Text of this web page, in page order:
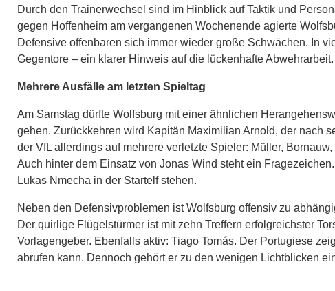
Durch den Trainerwechsel sind im Hinblick auf Taktik und
gegen Hoffenheim am vergangenen Wochenende agierte
Defensive offenbaren sich immer wieder große Schwächen. In
Gegentore – ein klarer Hinweis auf die lückenhafte Abwehrarbeit.
Mehrere Ausfälle am letzten Spieltag
Am Samstag dürfte Wolfsburg mit einer ähnlichen
gehen. Zurückkehren wird Kapitän Maximilian Arnold, der nach
der VfL allerdings auf mehrere verletzte Spieler: Müller,
Auch hinter dem Einsatz von Jonas Wind steht ein
Lukas Nmecha in der Startelf stehen.
Neben den Defensivproblemen ist Wolfsburg offensiv zu
Der quirlige Flügelstürmer ist mit zehn Treffern erfolgreichster
Vorlagengeber. Ebenfalls aktiv: Tiago Tomás. Der Portugiese
abrufen kann. Dennoch gehört er zu den wenigen Lichtblicken